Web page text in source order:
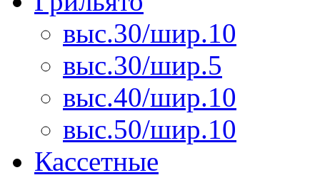
выс.30/шир.10
выс.30/шир.5
выс.40/шир.10
выс.50/шир.10
Кассетные